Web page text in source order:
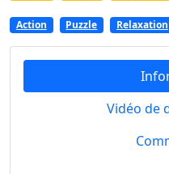
Action Puzzle Relaxation
Vidéo de